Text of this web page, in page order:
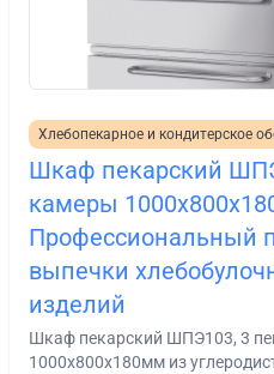
Хлебопекарное и кондитерское
Шкаф пекарский
камеры
Профессиональный
выпечки
изделий
Шкаф пекарский ШПЭ103, 3
1000х800х180мм из